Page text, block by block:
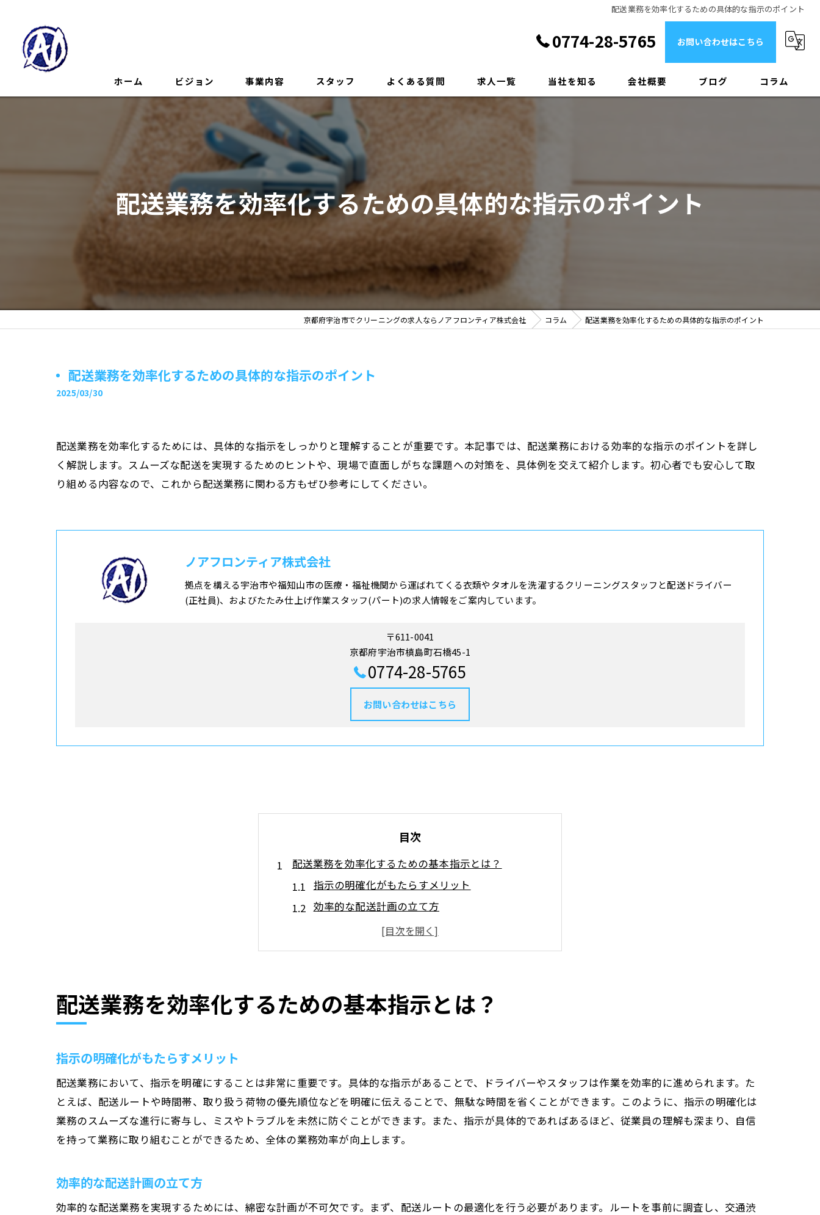
配送業務を効率化するための具体的な指示のポイント
0774-28-5765 お問い合わせはこちら
ホーム ビジョン 事業内容 スタッフ よくある質問 求人一覧 当社を知る
正社員
会社概要 ブログ コラム
配送業務を効率化するための具体的な指示のポイント
京都府宇治市でクリーニングの求人ならノアフロンティア株式会社 コラム 配送業務を効率化するための具体的な指示のポイント
配送業務を効率化するための具体的な指示のポイント
2025/03/30
配送業務を効率化するためには、具体的な指示をしっかりと理解することが重要です。本記事では、配送業務における効率的な指示のポイントを詳し
く解説します。スムーズな配送を実現するためのヒントや、現場で直面しがちな課題への対策を、具体例を交えて紹介します。初心者でも安心して取
り組める内容なので、これから配送業務に関わる方もぜひ参考にしてください。
ノアフロンティア株式会社
拠点を構える宇治市や福知山市の医療・福祉機関から運ばれてくる衣類やタオルを洗濯するクリーニングスタッフと配送ドライバー
(正社員)、およびたたみ仕上げ作業スタッフ(パート)の求人情報をご案内しています。
〒611-0041
京都府宇治市槙島町石橋45-1
0774-28-5765
お問い合わせはこちら
目次
配送業務を効率化するための基本指示とは？
指示の明確化がもたらすメリット
効率的な配送計画の立て方
業務効率化に必要なツールの選定
コミュニケーションの重要性と方法
成功事例から学ぶ効率化の秘訣
配送業務の指示を明確にするためのコツ
誤解を防ぐための確認プロセス
フィードバックの収集と活用
現場での指示修正とその影響
技術を活用した指示の標準化
対応力を上げるためのスタッフ教育
配送業務を効率化するための基本指示とは？
指示の明確化がもたらすメリット
配送業務において、指示を明確にすることは非常に重要です。具体的な指示があることで、ドライバーやスタッフは作業を効率的に進められます。た
とえば、配送ルートや時間帯、取り扱う荷物の優先順位などを明確に伝えることで、無駄な時間を省くことができます。このように、指示の明確化は
業務のスムーズな進行に寄与し、ミスやトラブルを未然に防ぐことができます。また、指示が具体的であればあるほど、従業員の理解も深まり、自信
を持って業務に取り組むことができるため、全体の業務効率が向上します。
効率的な配送計画の立て方
効率的な配送業務を実現するためには、綿密な計画が不可欠です。まず、配送ルートの最適化を行う必要があります。ルートを事前に調査し、交通渋